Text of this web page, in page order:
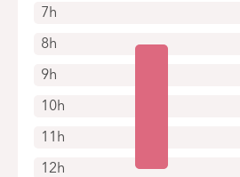
7h
8h
9h
10h
11h
12h